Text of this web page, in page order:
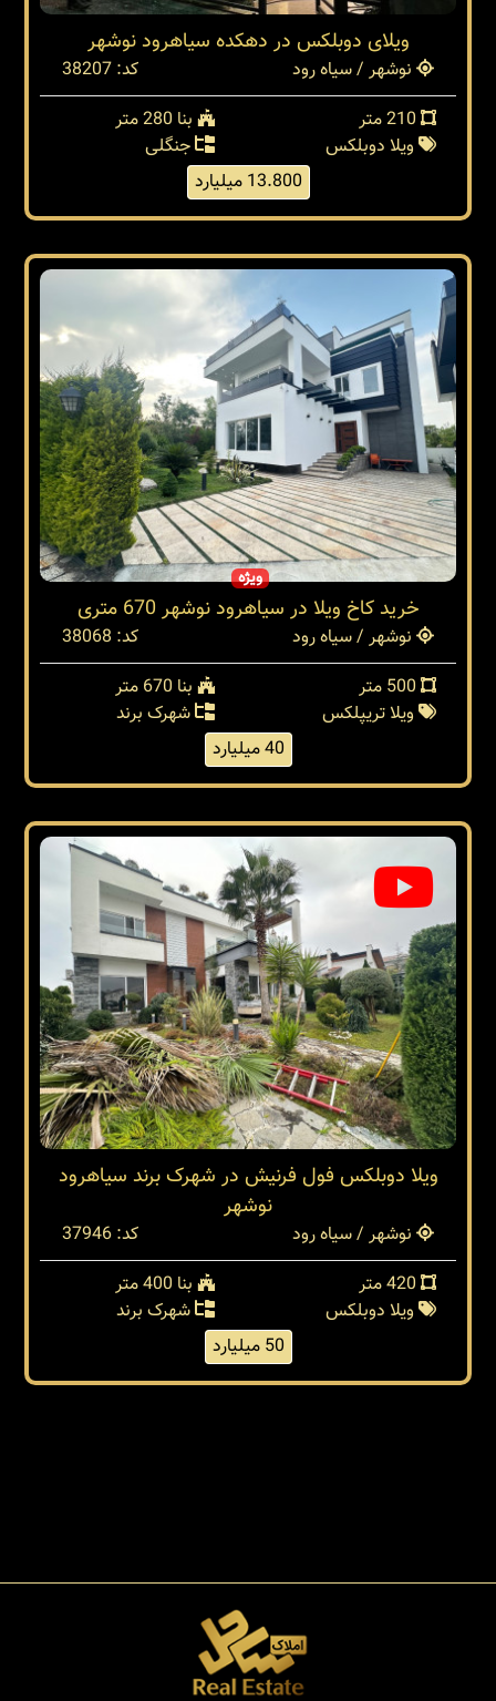
ویلای دوبلکس در دهکده سیاهرود نوشهر
نوشهر / سیاه رود
کد: 38207
بنا 280 متر
ویلا دوبلکس
جنگلی
13.800 میلیارد
ویژه
خرید کاخ ویلا در سیاهرود نوشهر 670 متری
نوشهر / سیاه رود
کد: 38068
بنا 670 متر
ویلا تریپلکس
شهرک برند
40 میلیارد
ویلا دوبلکس فول فرنیش در شهرک برند سیاهرود
نوشهر
نوشهر / سیاه رود
کد: 37946
بنا 400 متر
ویلا دوبلکس
شهرک برند
50 میلیارد